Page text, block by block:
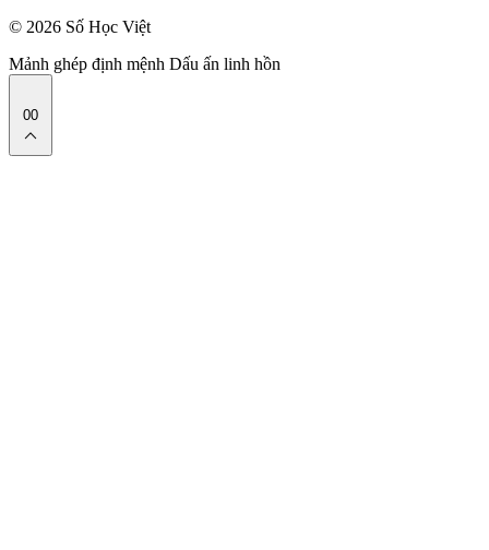
© 2026 Số Học Việt
Mảnh ghép định mệnh Dấu ấn linh hồn
00
expand_less